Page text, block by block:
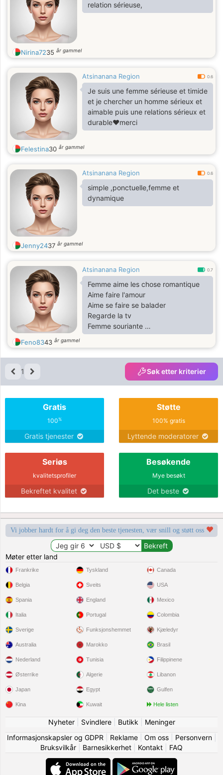
relation sérieuse,
Nirina7235 år gammel
Atsinanana Region 0.6
Je suis une femme sérieuse et timide
et je chercher un homme sérieux et
aimable puis une relations sérieux et
durable❤merci
Felestina30 år gammel
Atsinanana Region 0.6
simple ,ponctuelle,femme et
dynamique
Jenny2437 år gammel
Atsinanana Region 0.7
Femme aime les chose romantique
Aime faire l'amour
Aime se faire se balader
Regarde la tv
Femme souriante
Femme sociable
Feno8343 år gammel
1 Søk etter kriterier
Gratis
100%
Gratis tjenester
Støtte
100% gratis
Lyttende moderatorer
Seriøs
kvalitetsprofiler
Bekreftet kvalitet
Besøkende
Mye besøkt
Det beste
Vi jobber hardt for å gi deg den beste tjenesten, vær snill og støtt oss
Møter etter land
Frankrike
Belgia
Spania
Italia
Sverige
Tyskland
Sveits
England
Portugal
Funksjonshemmet
Canada
USA
Mexico
Colombia
Kjæledyr
Australia
Nederland
Østerrike
Japan
Kina
Marokko
Tunisia
Algerie
Egypt
Kuwait
Brasil
Filippinene
Libanon
Gulfen
Hele listen
Nyheter| Svindlere| Butikk
Meninger
Informasjonskapsler og GDPR
Reklame| Om oss| Personvern|
Bruksvilkår
Barnesikkerhet Kontakt FAQ